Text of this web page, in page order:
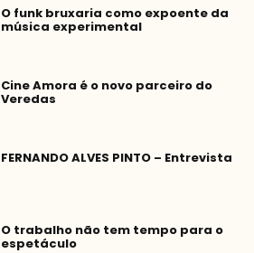
O funk bruxaria como expoente da
música experimental
Cine Amora é o novo parceiro do
Veredas
FERNANDO ALVES PINTO – Entrevista
O trabalho não tem tempo para o
espetáculo